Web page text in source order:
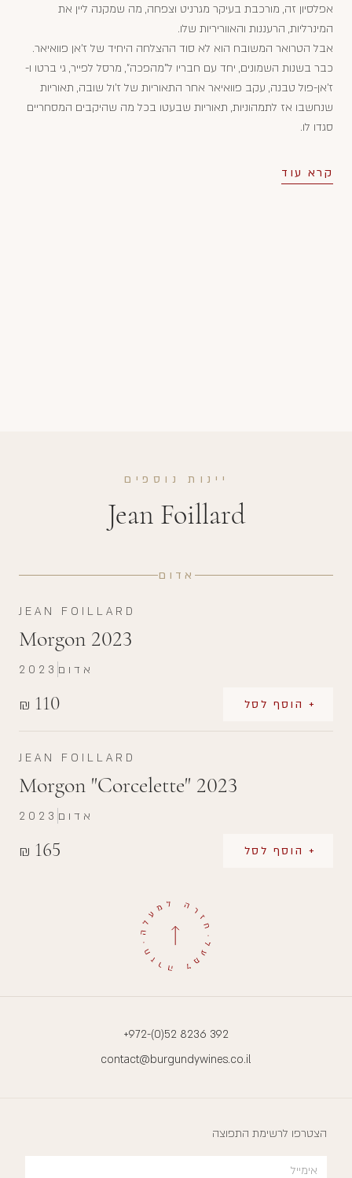
אפלסיון זה, מורכבת בעיקר מגרניט וצפחה, מה שמקנה ליין את
המינרליות, הרעננות והאווריריות שלו.
אבל הטרואר המשובח הוא לא סוד ההצלחה היחיד של ז'אן פוואיאר.
כבר בשנות השמונים, יחד עם חבריו ל"מהפכה", מרסל לפייר, גי ברטו ו-
ז'אן-פול טבנה, עקב פוואיאר אחר התאוריות של ז'ול שובה, תאוריות
שנחשבו אז לתמהוניות, תאוריות שבעטו בכל מה שהיקבים המסחריים
סגדו לו.
קרא עוד
יינות נוספים
Jean Foillard
אדום
JEAN FOILLARD
Morgon 2023
₪ 110 + הוסף לסל
2023 אדום
JEAN FOILLARD
Morgon "Corcelette" 2023
₪ 165 + הוסף לסל
2023 אדום
+972-(0)52 8236 392
contact@burgundywines.co.il
הצטרפו לרשימת התפוצה